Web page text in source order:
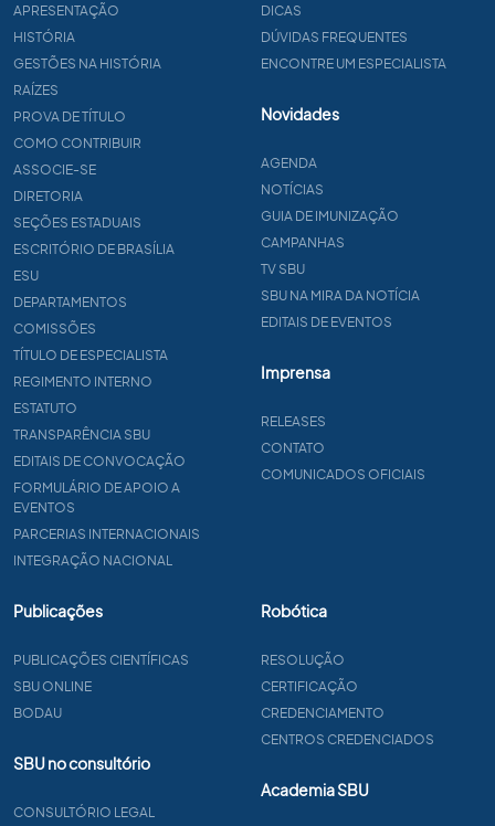
APRESENTAÇÃO
HISTÓRIA
GESTÕES NA HISTÓRIA
RAÍZES
PROVA DE TÍTULO
COMO CONTRIBUIR
ASSOCIE-SE
DIRETORIA
SEÇÕES ESTADUAIS
ESCRITÓRIO DE BRASÍLIA
ESU
DEPARTAMENTOS
COMISSÕES
TÍTULO DE ESPECIALISTA
REGIMENTO INTERNO
ESTATUTO
TRANSPARÊNCIA SBU
EDITAIS DE CONVOCAÇÃO
FORMULÁRIO DE APOIO A
EVENTOS
PARCERIAS INTERNACIONAIS
INTEGRAÇÃO NACIONAL
DICAS
DÚVIDAS FREQUENTES
ENCONTRE UM ESPECIALISTA
Novidades
AGENDA
NOTÍCIAS
GUIA DE IMUNIZAÇÃO
CAMPANHAS
TV SBU
SBU NA MIRA DA NOTÍCIA
EDITAIS DE EVENTOS
Imprensa
RELEASES
CONTATO
COMUNICADOS OFICIAIS
Publicações
PUBLICAÇÕES CIENTÍFICAS
SBU ONLINE
BODAU
SBU no consultório
CONSULTÓRIO LEGAL
Robótica
RESOLUÇÃO
CERTIFICAÇÃO
CREDENCIAMENTO
CENTROS CREDENCIADOS
Academia SBU